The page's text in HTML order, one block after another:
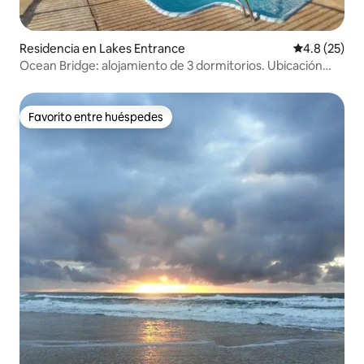
Residencia en Lakes Entrance Calificación
4.8 (25)
Ocean Bridge: alojamiento de 3 dormitorios. Ubicación
Favorito entre huéspedes
Favorito entre huéspedes